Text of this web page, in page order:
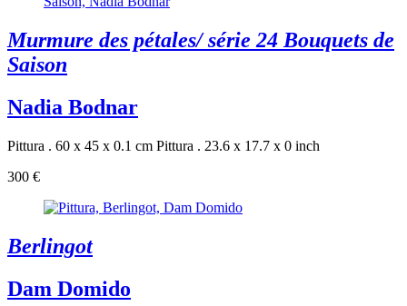
Murmure des pétales/ série 24 Bouquets de
Saison
Nadia Bodnar
Pittura . 60 x 45 x 0.1 cm Pittura . 23.6 x 17.7 x 0 inch
300 €
Berlingot
Dam Domido